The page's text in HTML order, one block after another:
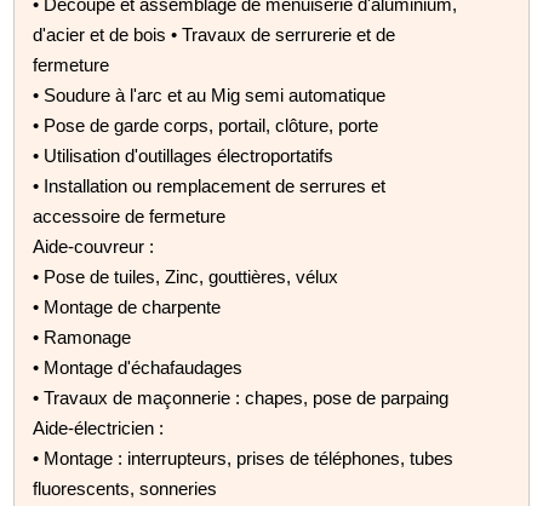
d'acier et de bois • Travaux de serrurerie et de
fermeture
• Soudure à l'arc et au Mig semi automatique
• Pose de garde corps, portail, clôture, porte
• Utilisation d'outillages électroportatifs
• Installation ou remplacement de serrures et
accessoire de fermeture
Aide-couvreur :
• Pose de tuiles, Zinc, gouttières, vélux
• Montage de charpente
• Ramonage
• Montage d'échafaudages
• Travaux de maçonnerie : chapes, pose de parpaing
Aide-électricien :
• Montage : interrupteurs, prises de téléphones, tubes
fluorescents, sonneries